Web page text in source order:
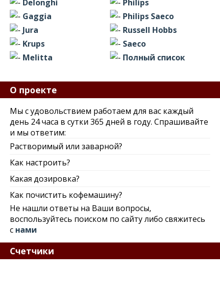
Delonghi
Gaggia
Jura
Krups
Melitta
Philips
Philips Saeco
Russell Hobbs
Saeco
Полный список
О проекте
Мы с удовольствием работаем для вас каждый
день 24 часа в сутки 365 дней в году. Спрашивайте
и мы ответим:
Растворимый или заварной?
Как настроить?
Какая дозировка?
Как почистить кофемашину?
Не нашли ответы на Ваши вопросы,
воспользуйтесь поиском по сайту либо свяжитесь
с нами
Счетчики